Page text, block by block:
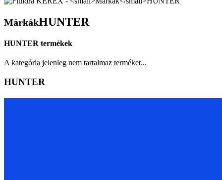
MárkákHUNTER
HUNTER termékek
A kategória jelenleg nem tartalmaz terméket...
HUNTER